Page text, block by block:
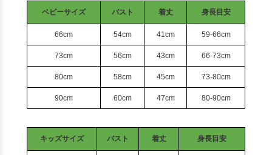
ベビーサイズ バスト 着丈 身長目安
66cm 54cm 41cm 59-66cm
73cm 56cm 43cm 66-73cm
80cm 58cm 45cm 73-80cm
90cm 60cm 47cm 80-90cm
キッズサイズ バスト 着丈 身長目安